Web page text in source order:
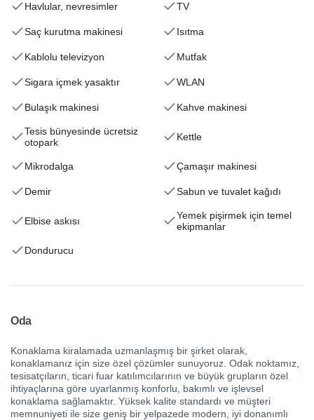
Havlular, nevresimler TV
Saç kurutma makinesi Isıtma
Kablolu televizyon Mutfak
Sigara içmek yasaktır WLAN
Bulaşık makinesi Kahve makinesi
Tesis bünyesinde ücretsiz
otopark
Kettle
Mikrodalga Çamaşır makinesi
Demir Sabun ve tuvalet kağıdı
Elbise askısı
Yemek pişirmek için temel
ekipmanlar
Dondurucu
Oda
Konaklama kiralamada uzmanlaşmış bir şirket olarak,
konaklamanız için size özel çözümler sunuyoruz. Odak noktamız,
tesisatçıların, ticari fuar katılımcılarının ve büyük grupların özel
ihtiyaçlarına göre uyarlanmış konforlu, bakımlı ve işlevsel
konaklama sağlamaktır. Yüksek kalite standardı ve müşteri
memnuniyeti ile size geniş bir yelpazede modern, iyi donanımlı